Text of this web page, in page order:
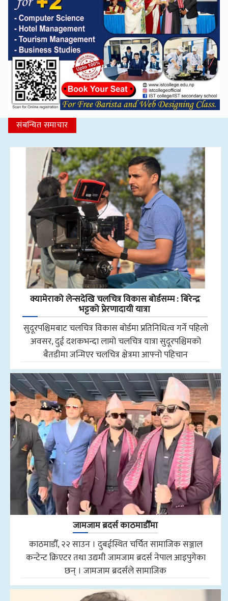
संबन्धित समाचार
क्यामेराको लेन्सदेखि चलचित्र विकास बोर्डसम्म : बिरेन्द्र
भट्टको प्रेरणादायी यात्रा
सुदूरपश्चिमबाट चलचित्र विकास बोर्डमा प्रतिनिधित्व गर्ने पहिलो
अवसर, दुई दशकभन्दा लामो चलचित्र यात्रा सुदूरपश्चिमको
बैतडीमा जन्मिएर चलचित्र क्षेत्रमा आफ्नो पहिचान
जामजाम ब्रदर्स काठमाडौँमा
काठमाडौँ, २२ साउन । दुबईस्थित चर्चित सामाजिक सञ्जाल
कन्टेन्ट क्रिएटर तथा उद्यमी जामजाम ब्रदर्स नेपाल आइपुगेका
छन् । जामजाम ब्रदर्सले सामाजिक